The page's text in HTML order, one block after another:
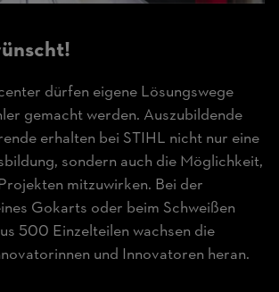
dürfen eigene Lösungswege
gemacht werden. Auszubildende
erhalten bei STIHL nicht nur eine
sondern auch die Möglichkeit,
mitzuwirken. Bei der
Gokarts oder beim Schweißen
500 Einzelteilen wachsen die
und Innovatoren heran.